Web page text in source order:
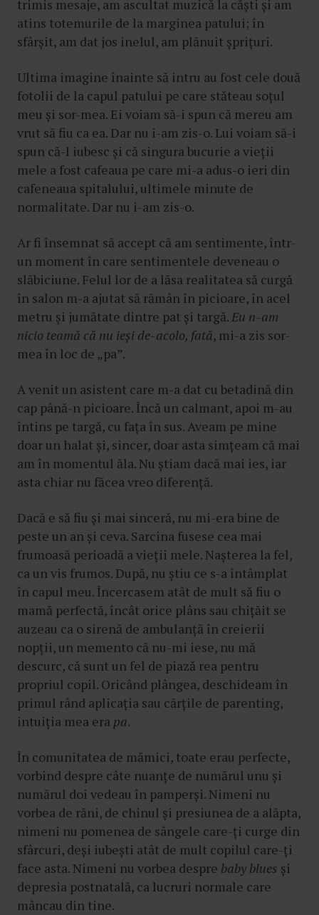
trimis mesaje, am ascultat muzică la căști și am
atins totemurile de la marginea patului; în
sfârșit, am dat jos inelul, am plănuit șprițuri.
Ultima imagine înainte să intru au fost cele două
fotolii de la capul patului pe care stăteau soțul
meu și sor-mea. Ei voiam să-i spun că mereu am
vrut să fiu ca ea. Dar nu i-am zis-o. Lui voiam să-i
spun că-l iubesc și că singura bucurie a vieții
mele a fost cafeaua pe care mi-a adus-o ieri din
cafeneaua spitalului, ultimele minute de
normalitate. Dar nu i-am zis-o.
Ar fi însemnat să accept că am sentimente, într-
un moment în care sentimentele deveneau o
slăbiciune. Felul lor de a lăsa realitatea să curgă
în salon m-a ajutat să rămân în picioare, în acel
metru și jumătate dintre pat și targă.Eu n-am
nicio teamă că nu ieși de-acolo, fată, mi-a zis sor-
mea în loc de „pa”.
A venit un asistent care m-a dat cu betadină din
cap până-n picioare. Încă un calmant, apoi m-au
întins pe targă, cu fața în sus. Aveam pe mine
doar un halat și, sincer, doar asta simțeam că mai
am în momentul ăla. Nu știam dacă mai ies, iar
asta chiar nu făcea vreo diferență.
Dacă e să fiu și mai sinceră, nu mi-era bine de
peste un an și ceva. Sarcina fusese cea mai
frumoasă perioadă a vieții mele. Nașterea la fel,
ca un vis frumos. După, nu știu ce s-a întâmplat
în capul meu. Încercasem atât de mult să fiu o
mamă perfectă, încât orice plâns sau chițăit se
auzeau ca o sirenă de ambulanță în creierii
nopții, un memento că nu-mi iese, nu mă
descurc, că sunt un fel de piază rea pentru
propriul copil. Oricând plângea, deschideam în
primul rând aplicația sau cărțile de parenting,
intuiția mea era pa.
În comunitatea de mămici, toate erau perfecte,
vorbind despre câte nuanțe de numărul unu și
numărul doi vedeau în pamperși. Nimeni nu
vorbea de răni, de chinul și presiunea de a alăpta,
nimeni nu pomenea de sângele care-ți curge din
sfârcuri, deși iubești atât de mult copilul care-ți
face asta. Nimeni nu vorbea despre baby blues și
depresia postnatală, ca lucruri normale care
mâncau din tine.